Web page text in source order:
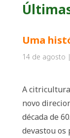
Uma
14 de agosto
A
novo
década de
devastou os